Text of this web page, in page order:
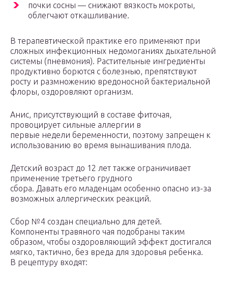
почки сосны — снижают вязкость мокроты,
облегчают откашливание.
В терапевтической практике его применяют при
сложных инфекционных недомоганиях дыхательной
системы (пневмония). Растительные ингредиенты
продуктивно борются с болезнью, препятствуют
росту и размножению вредоносной бактериальной
флоры, оздоровляют организм.
Анис, присутствующий в составе фиточая,
провоцирует сильные аллергии в
первые недели беременности, поэтому запрещен к
использованию во время вынашивания плода.
Детский возраст до 12 лет также ограничивает
применение третьего грудного
сбора. Давать его младенцам особенно опасно из-за
возможных аллергических реакций.
Сбор №4 создан специально для детей.
Компоненты травяного чая подобраны таким
образом, чтобы оздоровляющий эффект достигался
мягко, тактично, без вреда для здоровья ребенка.
В рецептуру входят: